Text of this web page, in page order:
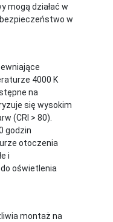
mogą działać w
w
4000 K
na
się wysokim
(CRI > 80).
godzin
otoczenia
i
oświetlenia
montaż na